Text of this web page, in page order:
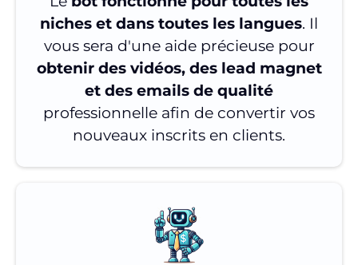
niches et dans toutes les langues. Il
vous sera d'une aide précieuse pour
obtenir des vidéos, des lead magnet
et des emails de qualité
professionnelle afin de convertir vos
nouveaux inscrits en clients.